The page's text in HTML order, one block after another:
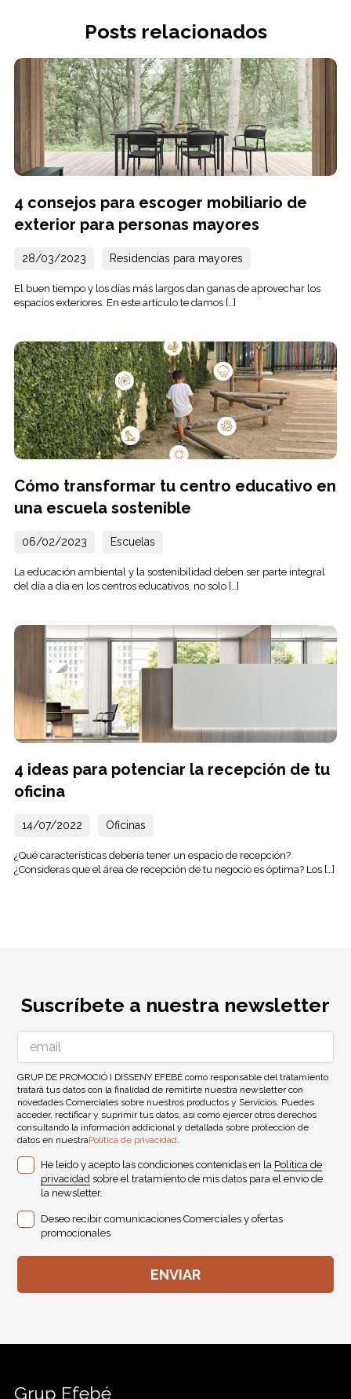
Posts relacionados
4 consejos para escoger mobiliario de
exterior para personas mayores
28/03/2023 Residencias para mayores
El buen tiempo y los días más largos dan ganas de aprovechar los
espacios exteriores. En este artículo te damos […]
Cómo transformar tu centro educativo en
una escuela sostenible
06/02/2023 Escuelas
La educación ambiental y la sostenibilidad deben ser parte integral
del día a día en los centros educativos, no solo […]
4 ideas para potenciar la recepción de tu
oficina
14/07/2022 Oficinas
¿Qué características debería tener un espacio de recepción?
¿Consideras que el área de recepción de tu negocio es óptima? Los […]
Suscríbete a nuestra newsletter
GRUP DE PROMOCIÓ I DISSENY EFEBÉ como responsable del tratamiento
tratará tus datos con la finalidad de remitirte nuestra newsletter con
novedades Comerciales sobre nuestros productos y Servicios. Puedes
acceder, rectificar y suprimir tus datos, así como ejercer otros derechos
consultando la información addicional y detallada sobre protección de
datos en nuestraPolítica de privacidad.
He leído y acepto las condiciones contenidas en la Política de
privacidad sobre el tratamiento de mis datos para el envio de
la newsletter.
Deseo recibir comunicaciones Comerciales y ofertas
promocionales
Grup Efebé